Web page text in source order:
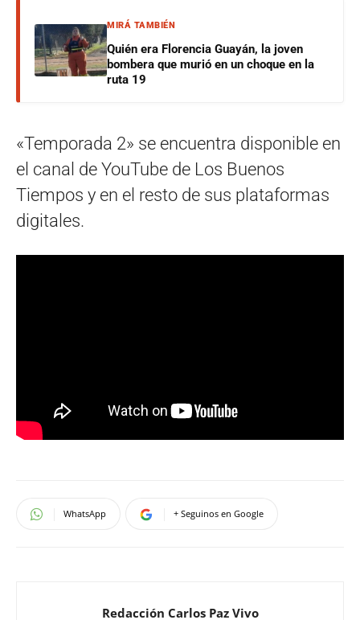
MIRÁ TAMBIÉN
Quién era Florencia Guayán, la joven
bombera que murió en un choque en la
ruta 19
«Temporada 2» se encuentra disponible en
el canal de YouTube de Los Buenos
Tiempos y en el resto de sus plataformas
digitales.
WhatsApp + Seguinos en Google
Redacción Carlos Paz Vivo